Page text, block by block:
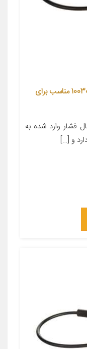
سیم کلاچ شرکت تکنو کابل سبزوار کد 100308 مناسب برای
فشار وارد شده به
و […]